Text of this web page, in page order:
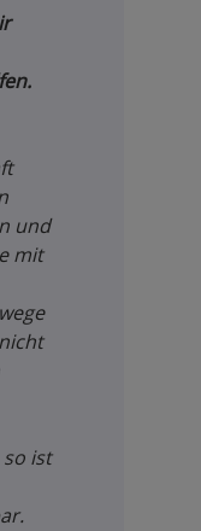
und
mit
so ist